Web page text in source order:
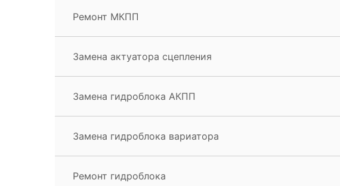
Ремонт МКПП
Замена актуатора сцепления
Замена гидроблока АКПП
Замена гидроблока вариатора
Ремонт гидроблока